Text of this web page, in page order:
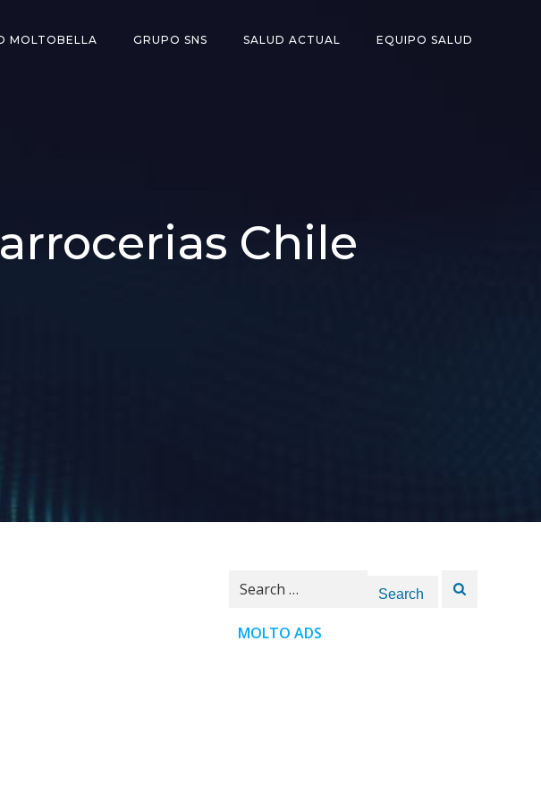
MOLTOBELLA GRUPO SNS SALUD ACTUAL EQUIPO SALUD
Chile
Search
MOLTO ADS